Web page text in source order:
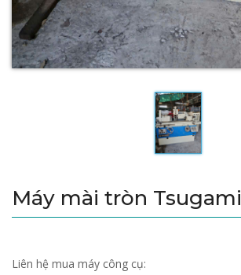
Máy mài tròn Tsugami
Liên hệ mua máy công cụ: